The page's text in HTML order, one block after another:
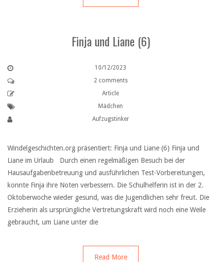
Finja und Liane (6)
10/12/2023
2 comments
Article
Mädchen
Aufzugstinker
Windelgeschichten.org präsentiert: Finja und Liane (6) Finja und
Liane im Urlaub Durch einen regelmäßigen Besuch bei der
Hausaufgabenbetreuung und ausführlichen Test-Vorbereitungen,
konnte Finja ihre Noten verbessern. Die Schulhelferin ist in der 2.
Oktoberwoche wieder gesund, was die Jugendlichen sehr freut. Die
Erzieherin als ursprüngliche Vertretungskraft wird noch eine Weile
gebraucht, um Liane unter die
Read More